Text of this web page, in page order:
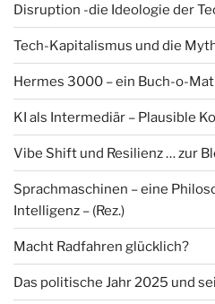
Disruption -die Ideologie der
Tech-Kapitalismus und die
Hermes 3000 – ein Buch-o-Mat
KI als Intermediär – Plausible
Vibe Shift und Resilienz … zur
Sprachmaschinen – eine
Intelligenz – (Rez.)
Macht Radfahren glücklich?
Das politische Jahr 2025 und